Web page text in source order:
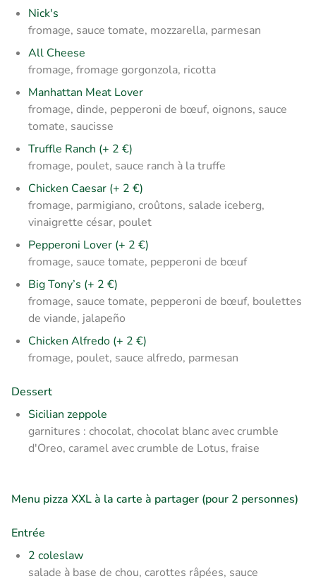
Nick's
fromage, sauce tomate, mozzarella, parmesan
All Cheese
fromage, fromage gorgonzola, ricotta
Manhattan Meat Lover
fromage, dinde, pepperoni de bœuf, oignons, sauce
tomate, saucisse
Truffle Ranch (+ 2 €)
fromage, poulet, sauce ranch à la truffe
Chicken Caesar (+ 2 €)
fromage, parmigiano, croûtons, salade iceberg,
vinaigrette césar, poulet
Pepperoni Lover (+ 2 €)
fromage, sauce tomate, pepperoni de bœuf
Big Tony’s (+ 2 €)
fromage, sauce tomate, pepperoni de bœuf, boulettes
de viande, jalapeño
Chicken Alfredo (+ 2 €)
fromage, poulet, sauce alfredo, parmesan
Dessert
Sicilian zeppole
garnitures : chocolat, chocolat blanc avec crumble
d'Oreo, caramel avec crumble de Lotus, fraise
Menu pizza XXL à la carte à partager (pour 2 personnes)
Entrée
2 coleslaw
salade à base de chou, carottes râpées, sauce